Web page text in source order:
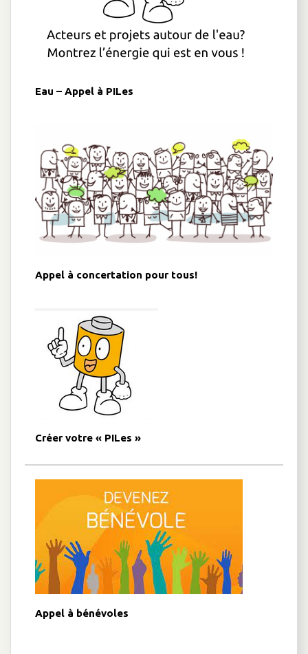
Eau – Appel à PILes
Appel à concertation pour tous!
Créer votre « PILes »
Appel à bénévoles